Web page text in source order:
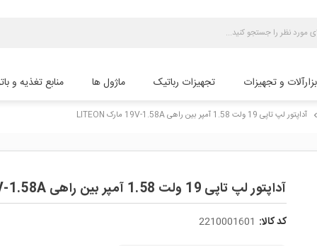
و تجهیزات تجهیزات رباتیک ماژول ها منابع تغذیه و
chevron_right آداپتور لپ تاپی 19 ولت 1.58 آمپر بین راهی 19V-1.58A مارک LITEON
آداپتور لپ تاپی 19 ولت 1.58 آمپر بین راهی 19V-1.58A مارک LITEON
کد کالا: 2210001601